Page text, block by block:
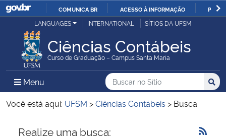
IR
O
COMUNICA BR ACESSO À INFORMAÇÃO
Ministério da Justiça e Segurança Pública
Ministério da Defesa
Ministério das Relações Exteriores
Ministério da Economia
LANGUAGES INTERNATIONAL SÍTIOS DA UFSM
Ciências Contábeis
Curso de Graduação – Campus Santa Maria
Menu Menu Principal do Sítio
Busca
Buscar no no Sítio
Busca:
Você está aqui: UFSM >Ciências Contábeis > Busca
Início do conteúdo
Realize uma busca: